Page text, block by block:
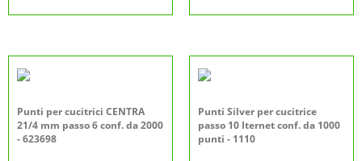
Punti per cucitrici CENTRA
21/4 mm passo 6 conf. da 2000
- 623698
Punti Silver per cucitrice
passo 10 Iternet conf. da 1000
punti - 1110